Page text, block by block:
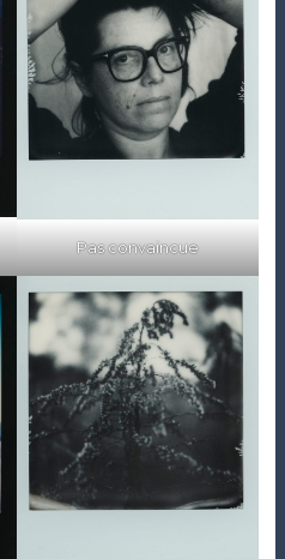
Pas convaincue